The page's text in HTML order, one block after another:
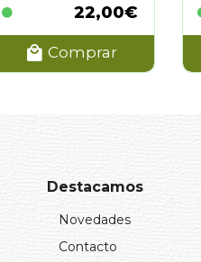
22,00€
Comprar
Destacamos
Novedades
Contacto